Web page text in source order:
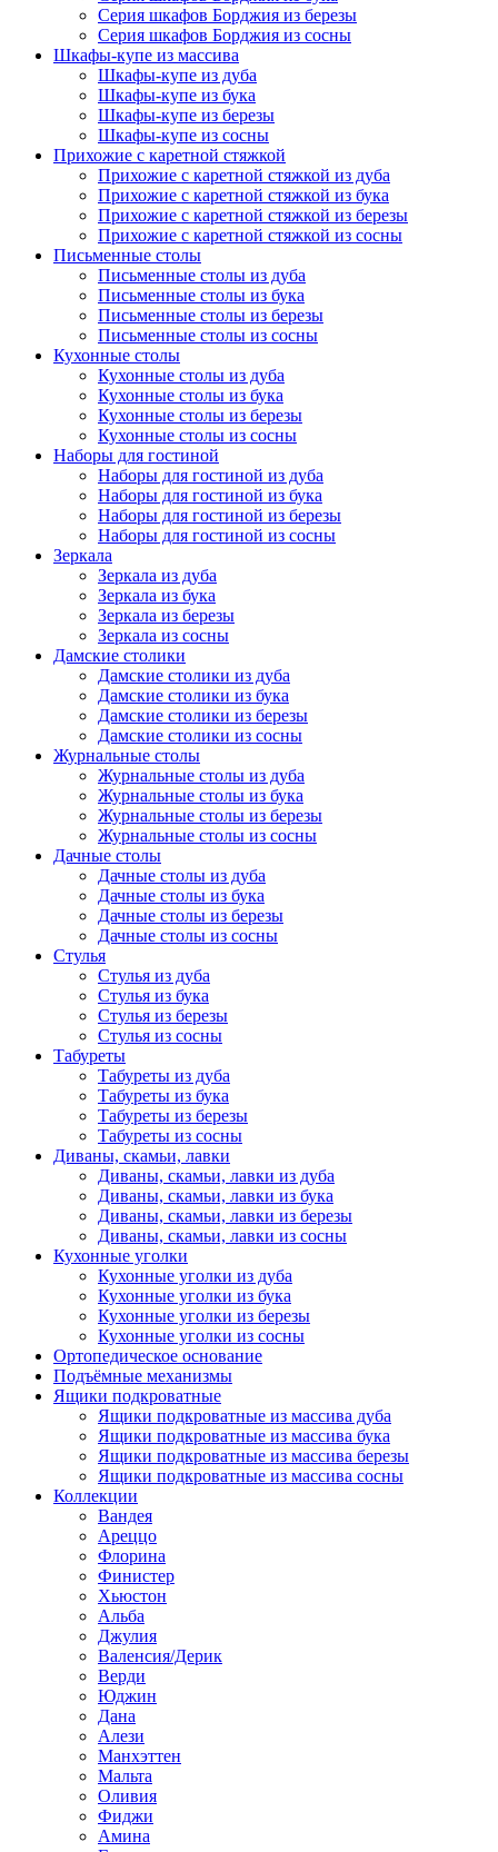
Серия шкафов Борджия из березы
Серия шкафов Борджия из сосны
Шкафы-купе из массива
Шкафы-купе из дуба
Шкафы-купе из бука
Шкафы-купе из березы
Шкафы-купе из сосны
Прихожие с каретной стяжкой
Прихожие с каретной стяжкой из дуба
Прихожие с каретной стяжкой из бука
Прихожие с каретной стяжкой из березы
Прихожие с каретной стяжкой из сосны
Письменные столы
Письменные столы из дуба
Письменные столы из бука
Письменные столы из березы
Письменные столы из сосны
Кухонные столы
Кухонные столы из дуба
Кухонные столы из бука
Кухонные столы из березы
Кухонные столы из сосны
Наборы для гостиной
Наборы для гостиной из дуба
Наборы для гостиной из бука
Наборы для гостиной из березы
Наборы для гостиной из сосны
Зеркала
Зеркала из дуба
Зеркала из бука
Зеркала из березы
Зеркала из сосны
Дамские столики
Дамские столики из дуба
Дамские столики из бука
Дамские столики из березы
Дамские столики из сосны
Журнальные столы
Журнальные столы из дуба
Журнальные столы из бука
Журнальные столы из березы
Журнальные столы из сосны
Дачные столы
Дачные столы из дуба
Дачные столы из бука
Дачные столы из березы
Дачные столы из сосны
Стулья
Стулья из дуба
Стулья из бука
Стулья из березы
Стулья из сосны
Табуреты
Табуреты из дуба
Табуреты из бука
Табуреты из березы
Табуреты из сосны
Диваны, скамьи, лавки
Диваны, скамьи, лавки из дуба
Диваны, скамьи, лавки из бука
Диваны, скамьи, лавки из березы
Диваны, скамьи, лавки из сосны
Кухонные уголки
Кухонные уголки из дуба
Кухонные уголки из бука
Кухонные уголки из березы
Кухонные уголки из сосны
Ортопедическое основание
Подъёмные механизмы
Ящики подкроватные
Ящики подкроватные из массива дуба
Ящики подкроватные из массива бука
Ящики подкроватные из массива березы
Ящики подкроватные из массива сосны
Коллекции
Вандея
Ареццо
Флорина
Финистер
Хьюстон
Альба
Джулия
Валенсия/Дерик
Верди
Юджин
Дана
Алези
Манхэттен
Мальта
Оливия
Фиджи
Амина